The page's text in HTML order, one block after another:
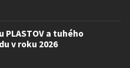
PLASTOV a tuhého
v roku 2026